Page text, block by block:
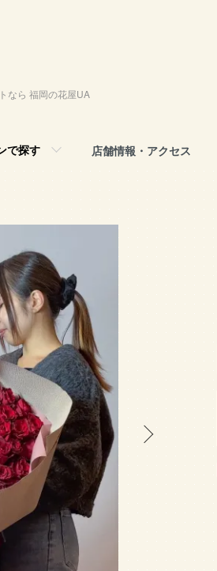
なら 福岡の花屋UA
で探す 店舗情報・アクセス